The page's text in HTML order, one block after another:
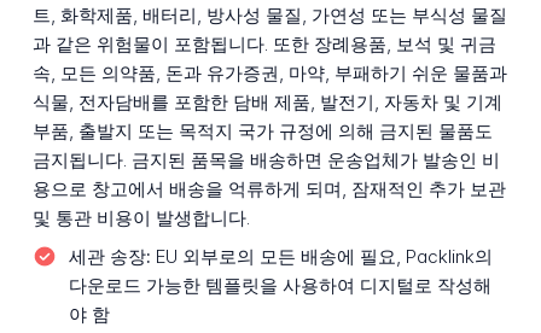
트, 화학제품, 배터리, 방사성 물질, 가연성 또는 부식성 물질
과 같은 위험물이 포함됩니다. 또한 장례용품, 보석 및 귀금
속, 모든 의약품, 돈과 유가증권, 마약, 부패하기 쉬운 물품과
식물, 전자담배를 포함한 담배 제품, 발전기, 자동차 및 기계
부품, 출발지 또는 목적지 국가 규정에 의해 금지된 물품도
금지됩니다. 금지된 품목을 배송하면 운송업체가 발송인 비
용으로 창고에서 배송을 억류하게 되며, 잠재적인 추가 보관
및 통관 비용이 발생합니다.
세관 송장: EU 외부로의 모든 배송에 필요, Packlink의
다운로드 가능한 템플릿을 사용하여 디지털로 작성해
야 함